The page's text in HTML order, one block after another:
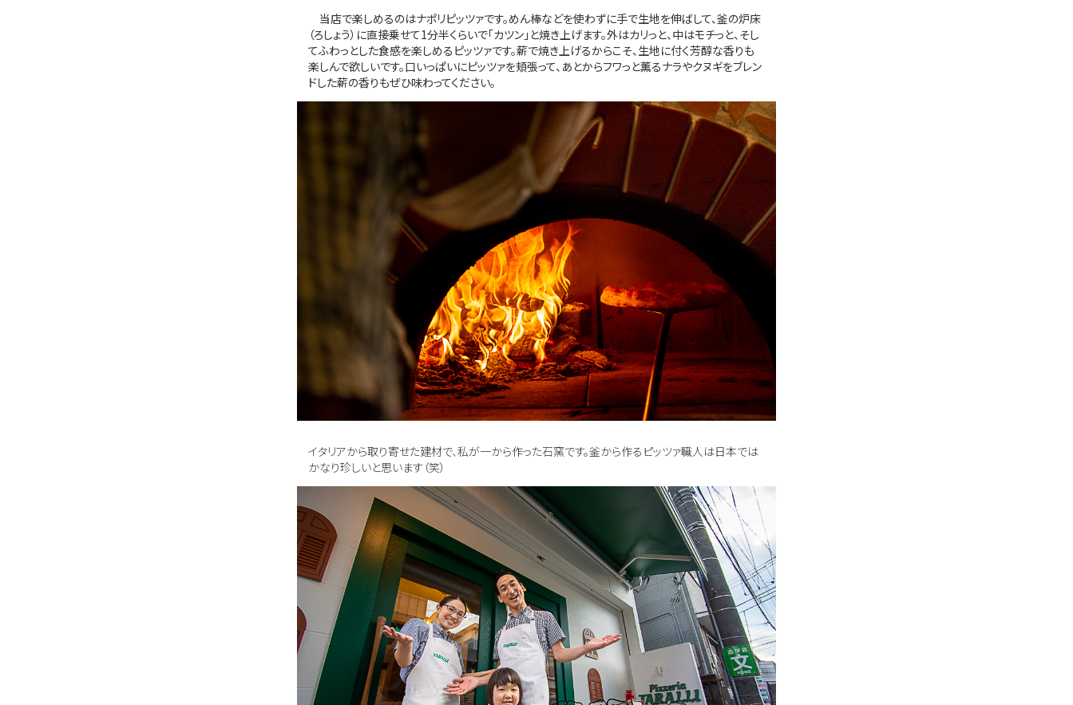
当店で楽しめるのはナポリピッツァです。めん棒などを使わずに手で生地を伸ばして、釜の炉床
（ろしょう）に直接乗せて1分半くらいで「カツン」と焼き上げます。外はカリっと、中はモチっと、そし
てふわっとした食感を楽しめるピッツァです。薪で焼き上げるからこそ、生地に付く芳醇な香りも
楽しんで欲しいです。口いっぱいにピッツァを頬張って、あとからフワっと薫るナラやクヌギをブレン
ドした薪の香りもぜひ味わってください。
イタリアから取り寄せた建材で、私が一から作った石窯です。釜から作るピッツァ職人は日本では
かなり珍しいと思います（笑）